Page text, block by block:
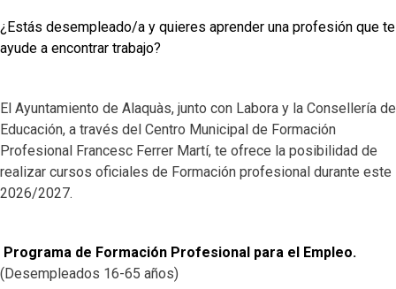
¿Estás desempleado/a y quieres aprender una profesión que te
ayude a encontrar trabajo?
El Ayuntamiento de Alaquàs, junto con Labora y la Consellería de
Educación, a través del Centro Municipal de Formación
Profesional Francesc Ferrer Martí, te ofrece la posibilidad de
realizar cursos oficiales de Formación profesional durante este
2026/2027.
Programa de Formación Profesional para el Empleo.
(Desempleados 16-65 años)